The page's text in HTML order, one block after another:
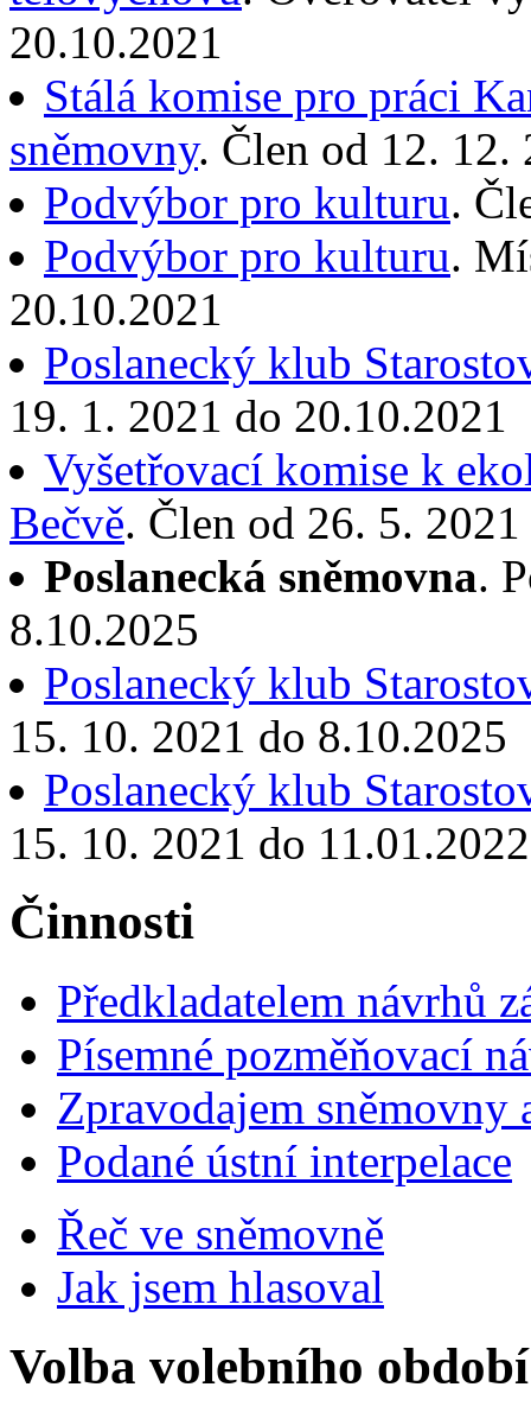
20.10.2021
Stálá komise pro práci
sněmovny. Člen od 12. 12.
Podvýbor pro kulturu.
Podvýbor pro kulturu.
20.10.2021
Poslanecký klub
19. 1. 2021 do 20.10.2021
Vyšetřovací komise k
Bečvě. Člen od 26. 5.
Poslanecká sněmovna.
8.10.2025
Poslanecký klub
15. 10. 2021 do 8.10.2025
Poslanecký klub
15. 10. 2021 do 11.01.2022
Činnosti
Předkladatelem návrhů
Písemné pozměňovací
Zpravodajem
Podané ústní interpelace
Řeč ve sněmovně
Jak jsem hlasoval
Volba volebního období